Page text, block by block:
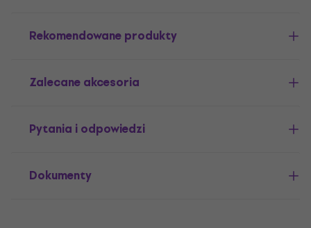
Rekomendowane produkty
Zalecane akcesoria
Pytania i odpowiedzi
Dokumenty